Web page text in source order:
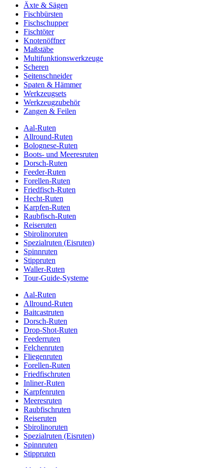
Äxte & Sägen
Fischbürsten
Fischschupper
Fischtöter
Knotenöffner
Maßstäbe
Multifunktionswerkzeuge
Scheren
Seitenschneider
Spaten & Hämmer
Werkzeugsets
Werkzeugzubehör
Zangen & Feilen
Aal-Ruten
Allround-Ruten
Bolognese-Ruten
Boots- und Meeresruten
Dorsch-Ruten
Feeder-Ruten
Forellen-Ruten
Friedfisch-Ruten
Hecht-Ruten
Karpfen-Ruten
Raubfisch-Ruten
Reiseruten
Sbirolinoruten
Spezialruten (Eisruten)
Spinnruten
Stippruten
Waller-Ruten
Tour-Guide-Systeme
Aal-Ruten
Allround-Ruten
Baitcastruten
Dorsch-Ruten
Drop-Shot-Ruten
Feederruten
Felchenruten
Fliegenruten
Forellen-Ruten
Friedfischruten
Inliner-Ruten
Karpfenruten
Meeresruten
Raubfischruten
Reiseruten
Sbirolinoruten
Spezialruten (Eisruten)
Spinnruten
Stippruten